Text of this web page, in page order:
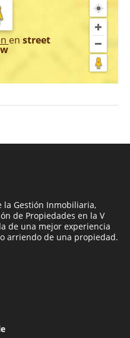
en street
la Gestión Inmobiliaria,
de Propiedades en la V
de una mejor experiencia
arriendo de una propiedad.